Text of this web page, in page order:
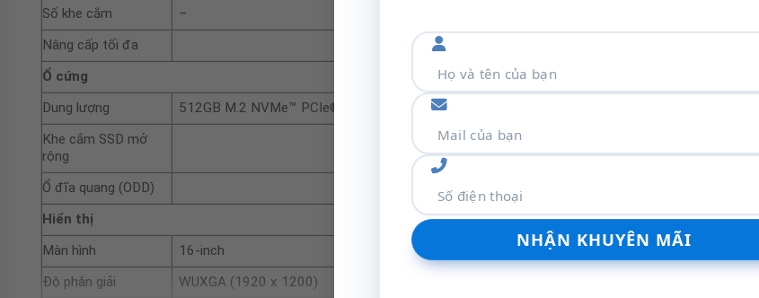
Số khe cắm
–
Nâng cấp tối đa
Ổ cứng
Dung lượng
512GB M.2 NVMe™ PCIe® 4.0 SSD (1x M.2 2280 PCIe 4.0×4)
Khe cắm SSD mở
rộng
Ổ đĩa quang (ODD)
Hiển thị
Màn hình
16-inch
Độ phân giải
WUXGA (1920 x 1200)